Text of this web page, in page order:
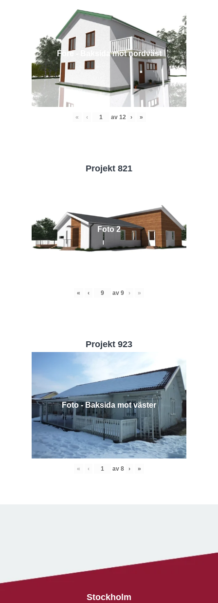
Före - Baksida mot nordväst
« ‹ av 12 › »
Projekt 821
Foto 2
« ‹ av 9 › »
Projekt 923
Foto - Baksida mot väster
« ‹ av 8 › »
Stockholm